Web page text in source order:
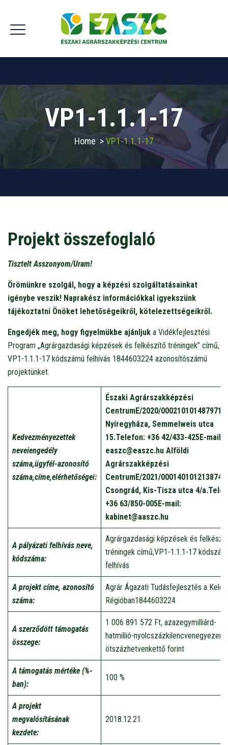
VP1-1.1.1-17
Home >VP1-1.1.1-17
Projekt összefoglaló
Tisztelt Asszonyom/Uram!
Örömünkre szolgál, hogy a képzési szolgáltatásainkat
igénybe veszik! Naprakész információkkal igyekszünk
tájékoztatni Önöket lehetőségeikről, kötelezettségeikről.
Engedjék meg, hogy figyelmükbe ajánljuk a Vidékfejlesztési
Program „Agrárgazdasági képzések és felkészítő tréningek” című,
VP1-1.1.1-17 kódszámú felhívás 1844603224 azonosítószámú
projektünket.
Kedvezményezettek
neveiengedély
száma,ügyfél-azonosító
száma,címe,elérhetőségei:
Északi Agrárszakképzési
CentrumE/2020/0002101014879719
Nyíregyháza, Semmelweis utca
15.Telefon: +36 42/433-425E-mail:
easzc@easzc.hu Alföldi
Agrárszakképzési
CentrumE/2021/0001401012138748
Csongrád, Kis-Tisza utca 4/a.
+36 63/850-005E-mail:
kabinet@aaszc.hu
A pályázati felhívás neve,
kódszáma:
Agrárgazdasági képzések és
tréningek című,VP1-1.1.1-17
felhívás
A projekt címe, azonosító
száma:
Agrár Ágazati Tudásfejlesztés a Keleti
Régióban1844603224
A szerződött támogatás
összege:
1 006 891 572 Ft, azazegymilliárd-
hatmillió-nyolcszázkilencvenegyezer-
ötszázhetvenkettő forint
A támogatás mértéke (%-
ban):
100 %
A projekt
megvalósításának
kezdete:
2018.12.21.